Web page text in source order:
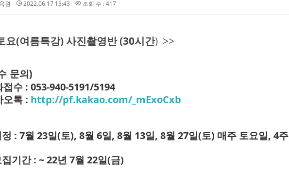
원 2022.06.17 13:43 조회 수 : 417
요(여름특강) 사진촬영반 (30시간) >>
문의)
접수 : 053-940-5191/5194
오톡 : http://pf.kakao.com/_mExoCxb
: 7월 23일(토), 8월 6일, 8월 13일, 8월 27일(토) 매주 토요일, 4주
기간 : ~ 22년 7월 22일(금)